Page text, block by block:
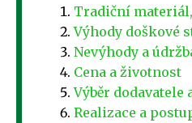
Tradiční
Výhody doškové
Nevýhody a
Cena a životnost
Výběr dodavatele
Realizace a